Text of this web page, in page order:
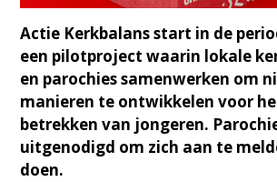
Actie Kerkbalans start in de
een pilotproject waarin lokale
en parochies samenwerken om
manieren te ontwikkelen voor
betrekken van jongeren.
uitgenodigd om zich aan te
doen.